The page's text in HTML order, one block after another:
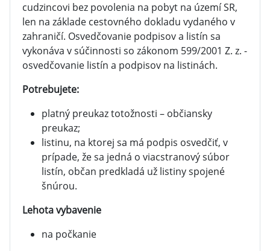
cudzincovi bez povolenia na pobyt na území SR,
len na základe cestovného dokladu vydaného v
zahraničí. Osvedčovanie podpisov a listín sa
vykonáva v súčinnosti so zákonom 599/2001 Z. z. -
osvedčovanie listín a podpisov na listinách.
Potrebujete:
platný preukaz totožnosti – občiansky
preukaz;
listinu, na ktorej sa má podpis osvedčiť, v
prípade, že sa jedná o viacstranový súbor
listín, občan predkladá už listiny spojené
šnúrou.
Lehota vybavenie
na počkanie